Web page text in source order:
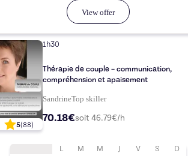
View offer
5(88)
1h30
Thérapie de couple – communication,
compréhension et apaisement
SandrineTop skiller
70.18€soit 46.79€/h
L M M J V S D